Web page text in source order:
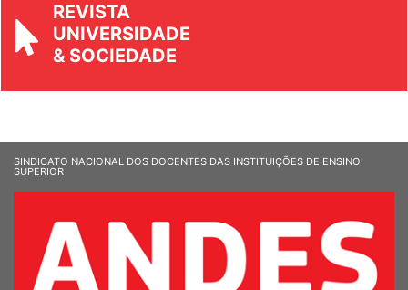
REVISTA
UNIVERSIDADE
& SOCIEDADE
SINDICATO NACIONAL DOS DOCENTES DAS INSTITUIÇÕES DE ENSINO
SUPERIOR